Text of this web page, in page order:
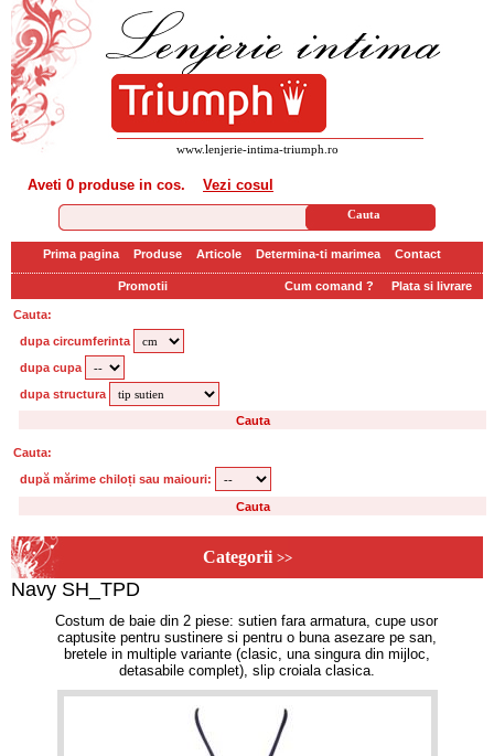
www.lenjerie-intima-triumph.ro
Aveti 0 produse in cos. Vezi cosul
Prima pagina Produse Articole Determina-ti marimea Contact
Promotii Cum comand ? Plata si livrare
Cauta:
dupa circumferinta
dupa cupa
dupa structura
Cauta:
după mărime chiloți sau maiouri:
Categorii >>
Navy SH_TPD
Costum de baie din 2 piese: sutien fara armatura, cupe usor
captusite pentru sustinere si pentru o buna asezare pe san,
bretele in multiple variante (clasic, una singura din mijloc,
detasabile complet), slip croiala clasica.